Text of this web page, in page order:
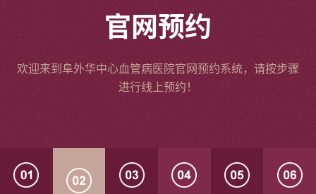
官网预约
欢迎来到阜外华中心血管病医院官网预约系统，请按步骤
进行线上预约！